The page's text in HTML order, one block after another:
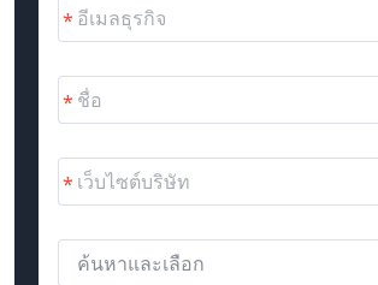
ค้นหาและเลือก